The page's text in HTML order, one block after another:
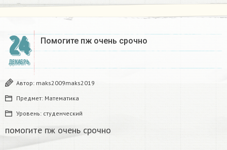
24
ДЕКАБРЬ
Помогите пж очень срочно​
Автор: maks2009maks2019
Предмет: Математика
Уровень: студенческий
помогите пж очень срочно​